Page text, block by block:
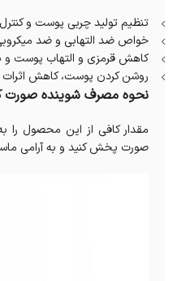
تنظیم تولید چربی پوست و
خواص ضد التهابی و ضد
کاهش قرمزی و التهاب پوست و
روشن کردن پوست، کاهش اثرات
نحوه مصرف شوینده صورت
مقدار کافی از این محصول
صورت پخش کنید و به آرامی